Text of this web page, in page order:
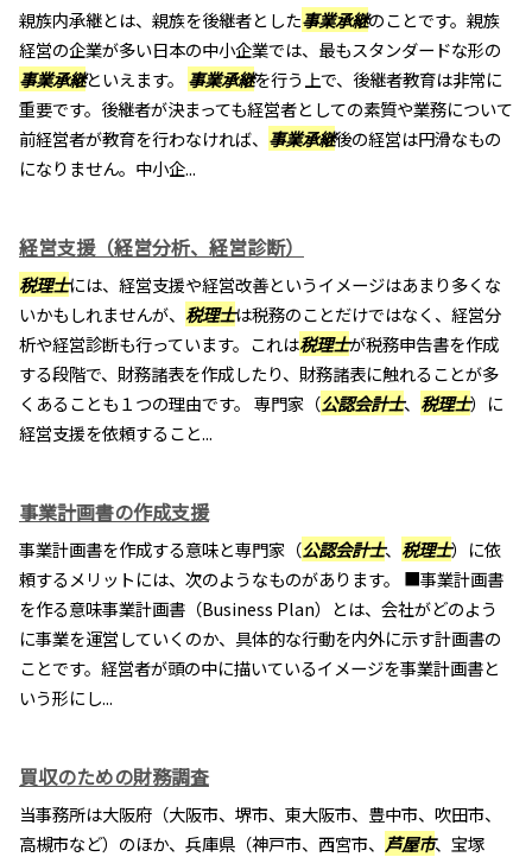
親族内承継とは、親族を後継者とした事業承継のことです。親族
経営の企業が多い日本の中小企業では、最もスタンダードな形の
事業承継といえます。 事業承継を行う上で、後継者教育は非常に
重要です。後継者が決まっても経営者としての素質や業務について
前経営者が教育を行わなければ、 事業承継後の経営は円滑なもの
になりません。中小企...
経営支援（経営分析、経営診断）
税理士には、経営支援や経営改善というイメージはあまり多くな
いかもしれませんが、 税理士は税務のことだけではなく、経営分
析や経営診断も行っています。これは税理士が税務申告書を作成
する段階で、財務諸表を作成したり、財務諸表に触れることが多
くあることも１つの理由です。 専門家（公認会計士、 税理士）に
経営支援を依頼すること...
事業計画書の作成支援
事業計画書を作成する意味と専門家（公認会計士、 税理士）に依
頼するメリットには、次のようなものがあります。 ■事業計画書
を作る意味事業計画書（Business Plan）とは、会社がどのよう
に事業を運営していくのか、具体的な行動を内外に示す計画書の
ことです。経営者が頭の中に描いているイメージを事業計画書と
いう形にし...
買収のための財務調査
当事務所は大阪府（大阪市、堺市、東大阪市、豊中市、吹田市、
高槻市など）のほか、兵庫県（神戸市、西宮市、 芦屋市、宝塚